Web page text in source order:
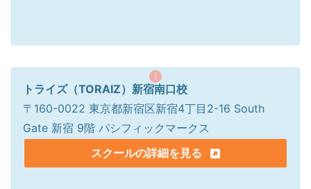
トライズ（TORAIZ）新宿南口校
〒160-0022 東京都新宿区新宿4丁目2-16 South
Gate 新宿 9階 パシフィックマークス
スクールの詳細を見る